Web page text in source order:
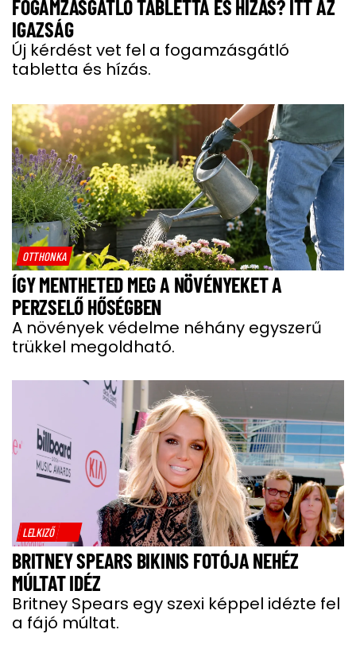
FOGAMZÁSGÁTLÓ TABLETTA ÉS HÍZÁS? ITT AZ
IGAZSÁG
Új kérdést vet fel a fogamzásgátló
tabletta és hízás.
OTTHONKA
ÍGY MENTHETED MEG A NÖVÉNYEKET A
PERZSELŐ HŐSÉGBEN
A növények védelme néhány egyszerű
trükkel megoldható.
LELKIZŐ
BRITNEY SPEARS BIKINIS FOTÓJA NEHÉZ
MÚLTAT IDÉZ
Britney Spears egy szexi képpel idézte fel
a fájó múltat.